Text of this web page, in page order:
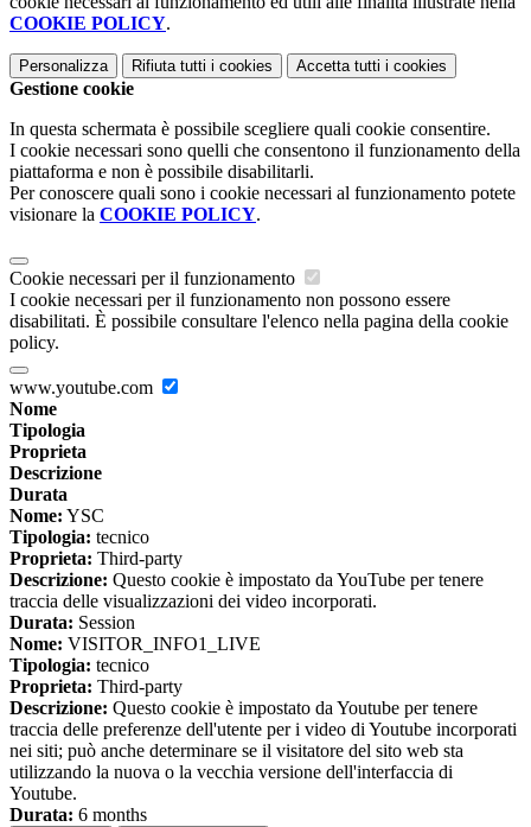
COOKIE POLICY.
Personalizza Rifiuta tutti i cookies Accetta tutti i cookies
Gestione cookie
In questa schermata è possibile scegliere quali cookie consentire.
I cookie necessari sono quelli che consentono il funzionamento della
piattaforma e non è possibile disabilitarli.
Per conoscere quali sono i cookie necessari al funzionamento potete
visionare la COOKIE POLICY.
Cookie necessari per il funzionamento
I cookie necessari per il funzionamento non possono essere
disabilitati. È possibile consultare l'elenco nella pagina della cookie
policy.
www.youtube.com
Nome
Tipologia
Proprieta
Descrizione
Durata
Nome: YSC
Tipologia: tecnico
Proprieta: Third-party
Descrizione: Questo cookie è impostato da YouTube per tenere
traccia delle visualizzazioni dei video incorporati.
Durata: Session
Nome: VISITOR_INFO1_LIVE
Tipologia: tecnico
Proprieta: Third-party
Descrizione: Questo cookie è impostato da Youtube per tenere
traccia delle preferenze dell'utente per i video di Youtube incorporati
nei siti; può anche determinare se il visitatore del sito web sta
utilizzando la nuova o la vecchia versione dell'interfaccia di
Youtube.
Durata: 6 months